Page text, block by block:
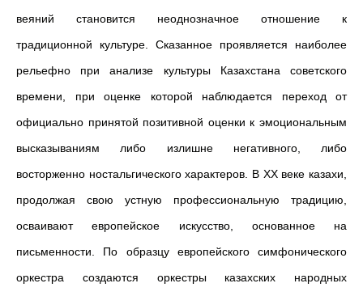
веяний становится неоднозначное отношение к
традиционной культуре. Сказанное проявляется наиболее
рельефно при анализе культуры Казахстана советского
времени, при оценке которой наблюдается переход от
официально принятой позитивной оценки к эмоциональным
высказываниям либо излишне негативного, либо
восторженно ностальгического характеров. В ХХ веке казахи,
продолжая свою устную профессиональную традицию,
осваивают европейское искусство, основанное на
письменности. По образцу европейского симфонического
оркестра создаются оркестры казахских народных